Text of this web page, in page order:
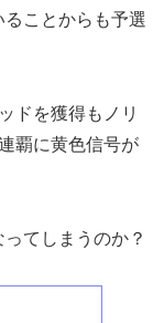
ことからも予選
ドを獲得もノリ
覇に黄色信号が
てしまうのか？